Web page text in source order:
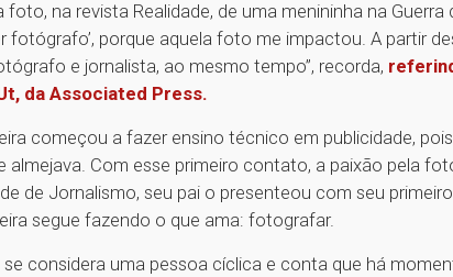
foto, na revista Realidade, de uma menininha na
fotógrafo’, porque aquela foto me impactou. A partir
e jornalista, ao mesmo tempo”, recorda,
da Associated Press.
começou a fazer ensino técnico em publicidade,
almejava. Com esse primeiro contato, a paixão pela
de Jornalismo, seu pai o presenteou com seu
segue fazendo o que ama: fotografar.
se considera uma pessoa cíclica e conta que há